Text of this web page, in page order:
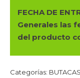
FECHA DE
Generales las
del producto
Categorías: